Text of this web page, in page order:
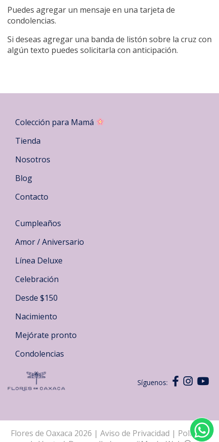
Puedes agregar un mensaje en una tarjeta de
condolencias.
Si deseas agregar una banda de listón sobre la cruz con
algún texto puedes solicitarla con anticipación.
Colección para Mamá
Tienda
Nosotros
Blog
Contacto
Cumpleaños
Amor / Aniversario
Línea Deluxe
Celebración
Desde $150
Nacimiento
Mejórate pronto
Condolencias
Síguenos:
Flores de Oaxaca 2026 | Aviso de Privacidad | Políticas